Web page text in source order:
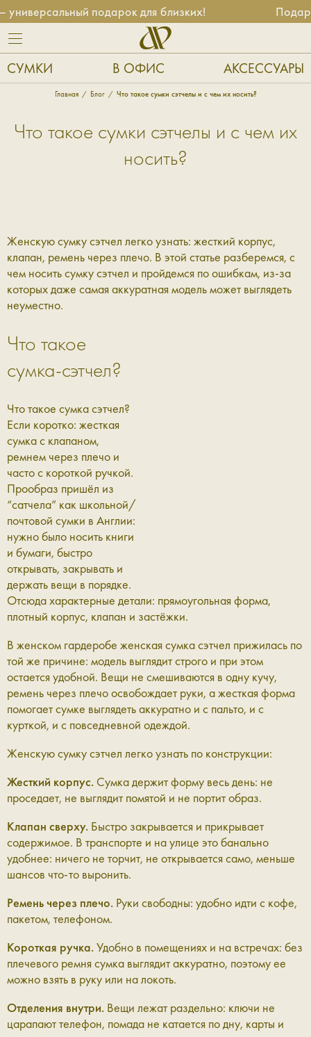
подарок для близких!
СУМКИ В ОФИС АКСЕССУАРЫ
Главная Блог Что такое сумки сэтчелы и с чем их носить?
Что такое сумки сэтчелы и с чем их
носить?
Женскую сумку сэтчел легко узнать: жесткий корпус,
клапан, ремень через плечо. В этой статье разберемся, с
чем носить сумку сэтчел и пройдемся по ошибкам, из-за
которых даже самая аккуратная модель может выглядеть
неуместно.
Что такое
сумка-сэтчел?
Что такое сумка сэтчел?
Если коротко: жесткая
сумка с клапаном,
ремнем через плечо и
часто с короткой ручкой.
Прообраз пришёл из
“сатчела” как школьной/
почтовой сумки в Англии:
нужно было носить книги
и бумаги, быстро
открывать, закрывать и
держать вещи в порядке.
Отсюда характерные детали: прямоугольная форма,
плотный корпус, клапан и застёжки.
В женском гардеробе женская сумка сэтчел прижилась по
той же причине: модель выглядит строго и при этом
остается удобной. Вещи не смешиваются в одну кучу,
ремень через плечо освобождает руки, а жесткая форма
помогает сумке выглядеть аккуратно и с пальто, и с
курткой, и с повседневной одеждой.
Женскую сумку сэтчел легко узнать по конструкции:
Жесткий корпус. Сумка держит форму весь день: не
проседает, не выглядит помятой и не портит образ.
Клапан сверху. Быстро закрывается и прикрывает
содержимое. В транспорте и на улице это банально
удобнее: ничего не торчит, не открывается само, меньше
шансов что-то выронить.
Ремень через плечо. Руки свободны: удобно идти с кофе,
пакетом, телефоном.
Короткая ручка.Удобно в помещениях и на встречах: без
плечевого ремня сумка выглядит аккуратно, поэтому ее
можно взять в руку или на локоть.
Отделения внутри. Вещи лежат раздельно: ключи не
царапают телефон, помада не катается по дну, карты и